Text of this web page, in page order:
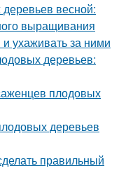
весной:
выращивания
ухаживать за ними
деревьев:
плодовых
деревьев
правильный